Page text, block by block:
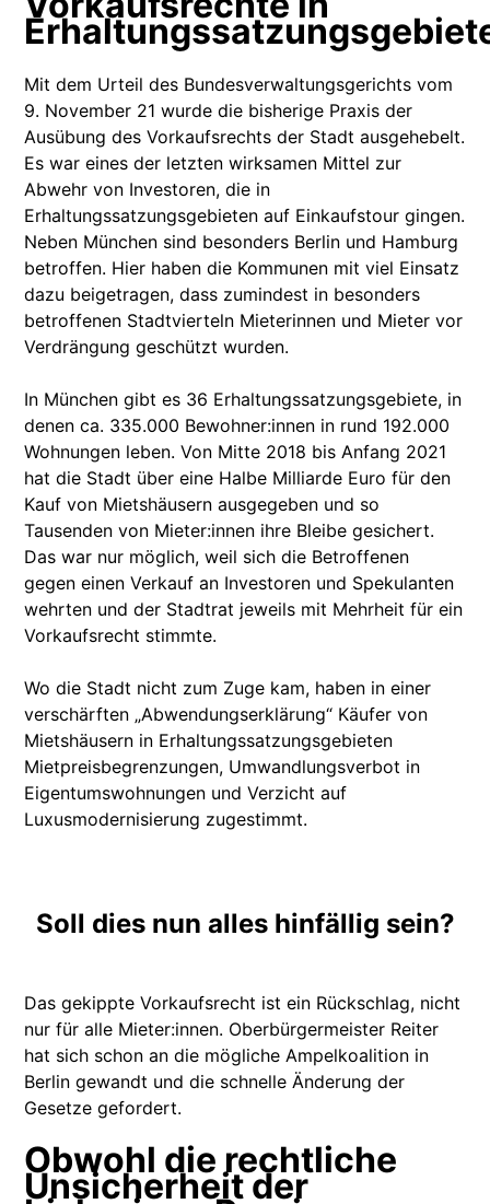
Mit dem Urteil des Bundesverwaltungsgerichts vom
9. November 21 wurde die bisherige Praxis der
Ausübung des Vorkaufsrechts der Stadt ausgehebelt.
Es war eines der letzten wirksamen Mittel zur
Abwehr von Investoren, die in
Erhaltungssatzungsgebieten auf Einkaufstour gingen.
Neben München sind besonders Berlin und Hamburg
betroffen. Hier haben die Kommunen mit viel Einsatz
dazu beigetragen, dass zumindest in besonders
betroffenen Stadtvierteln Mieterinnen und Mieter vor
Verdrängung geschützt wurden.
In München gibt es 36 Erhaltungssatzungsgebiete, in
denen ca. 335.000 Bewohner:innen in rund 192.000
Wohnungen leben. Von Mitte 2018 bis Anfang 2021
hat die Stadt über eine Halbe Milliarde Euro für den
Kauf von Mietshäusern ausgegeben und so
Tausenden von Mieter:innen ihre Bleibe gesichert.
Das war nur möglich, weil sich die Betroffenen
gegen einen Verkauf an Investoren und Spekulanten
wehrten und der Stadtrat jeweils mit Mehrheit für ein
Vorkaufsrecht stimmte.
Wo die Stadt nicht zum Zuge kam, haben in einer
verschärften „Abwendungserklärung“ Käufer von
Mietshäusern in Erhaltungssatzungsgebieten
Mietpreisbegrenzungen, Umwandlungsverbot in
Eigentumswohnungen und Verzicht auf
Luxusmodernisierung zugestimmt.
Soll dies nun alles hinfällig sein?
Das gekippte Vorkaufsrecht ist ein Rückschlag, nicht
nur für alle Mieter:innen. Oberbürgermeister Reiter
hat sich schon an die mögliche Ampelkoalition in
Berlin gewandt und die schnelle Änderung der
Gesetze gefordert.
Obwohl die rechtliche
Unsicherheit der